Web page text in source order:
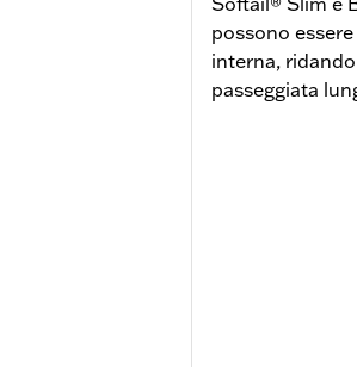
possono
interna,
passeggiata